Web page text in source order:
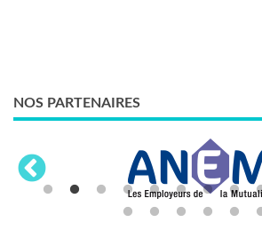
NOS PARTENAIRES